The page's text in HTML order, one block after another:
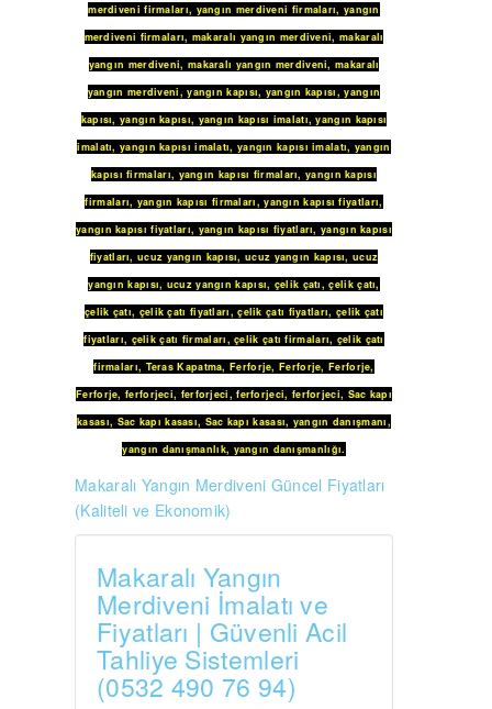
merdiveni firmaları, yangın merdiveni firmaları, yangın
merdiveni firmaları, makaralı yangın merdiveni,makaralı
yangın merdiveni, makaralı yangın merdiveni,makaralı
yangın merdiveni,yangın kapısı, yangın kapısı,yangın
kapısı,yangın kapısı, yangın kapısı imalatı,yangın kapısı
imalatı,yangın kapısı imalatı, yangın kapısı imalatı, yangın
kapısı firmaları, yangın kapısı firmaları,yangın kapısı
firmaları, yangın kapısı firmaları,yangın kapısı fiyatları,
yangın kapısı fiyatları, yangın kapısı fiyatları,yangın kapısı
fiyatları,ucuz yangın kapısı,ucuz yangın kapısı,ucuz
yangın kapısı, ucuz yangın kapısı, çelik çatı,çelik çatı,
çelik çatı, çelik çatı fiyatları,çelik çatı fiyatları, çelik çatı
fiyatları, çelik çatı firmaları,çelik çatı firmaları, çelik çatı
firmaları, Teras Kapatma,Ferforje,Ferforje,Ferforje,
Ferforje,ferforjeci, ferforjeci,ferforjeci, ferforjeci, Sac kapı
kasası, Sac kapı kasası, Sac kapı kasası, yangın danışmanı,
yangın danışmanlık, yangın danışmanlığı.
Makaralı Yangın Merdiveni Güncel Fiyatları
(Kaliteli ve Ekonomik)
Makaralı Yangın
Merdiveni İmalatı ve
Fiyatları | Güvenli Acil
Tahliye Sistemleri
(0532 490 76 94)